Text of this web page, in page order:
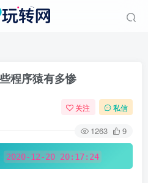
程序猿有多惨
关注 私信
1263 9
2020-12-20 20:17:24